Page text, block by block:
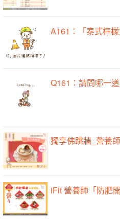
A161：「泰式檸
Q161：請問哪一
獨享佛跳牆_營養
iFit 營養師「防肥